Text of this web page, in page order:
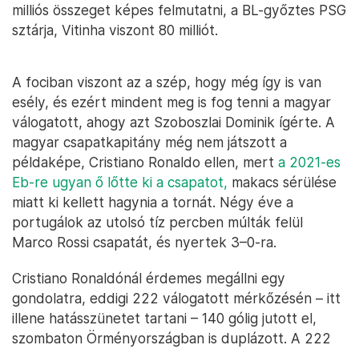
milliós összeget képes felmutatni, a BL-győztes PSG
sztárja, Vitinha viszont 80 milliót.
A fociban viszont az a szép, hogy még így is van
esély, és ezért mindent meg is fog tenni a magyar
válogatott, ahogy azt Szoboszlai Dominik ígérte. A
magyar csapatkapitány még nem játszott a
példaképe, Cristiano Ronaldo ellen, mert a 2021-es
Eb-re ugyan ő lőtte ki a csapatot, makacs sérülése
miatt ki kellett hagynia a tornát. Négy éve a
portugálok az utolsó tíz percben múlták felül
Marco Rossi csapatát, és nyertek 3–0-ra.
Cristiano Ronaldónál érdemes megállni egy
gondolatra, eddigi 222 válogatott mérkőzésén – itt
illene hatásszünetet tartani – 140 gólig jutott el,
szombaton Örményországban is duplázott. A 222